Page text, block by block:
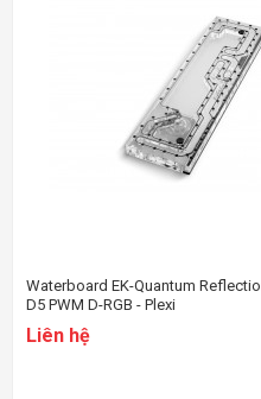
Waterboard EK-Quantum
D5 PWM D-RGB - Plexi
Liên hệ